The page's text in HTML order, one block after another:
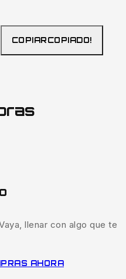
COPIARCOPIADO!
llenar con algo que te
AHORA